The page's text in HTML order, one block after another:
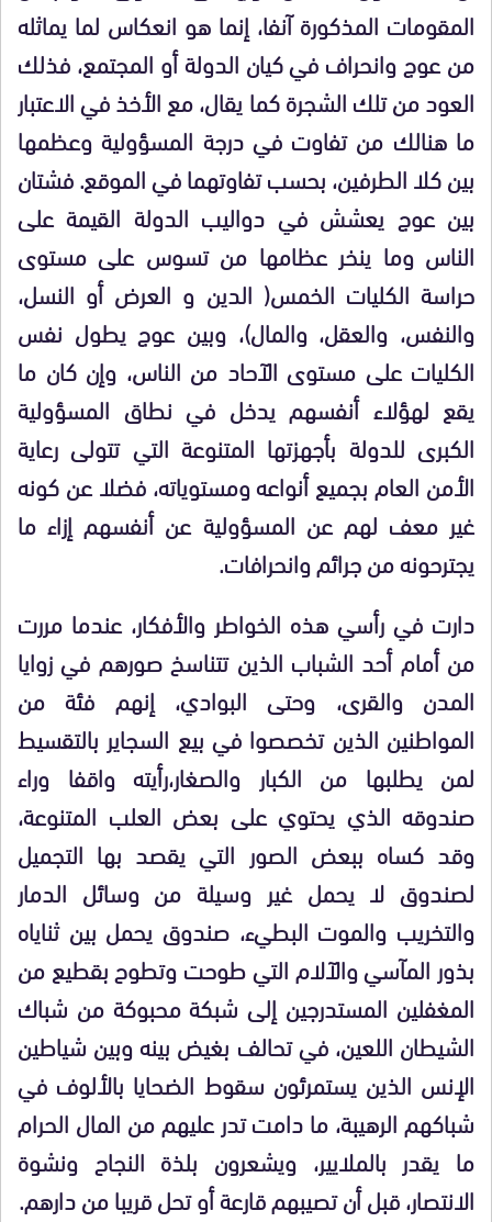
المقومات المذكورة آنفا، إنما هو انعكاس لما يماثله
من عوج وانحراف في كيان الدولة أو المجتمع، فذلك
العود من تلك الشجرة كما يقال، مع الأخذ في الاعتبار
ما هنالك من تفاوت في درجة المسؤولية وعظمها
بين كلا الطرفين، بحسب تفاوتهما في الموقع. فشتان
بين عوج يعشش في دواليب الدولة القيمة على
الناس وما ينخر عظامها من تسوس على مستوى
حراسة الكليات الخمس) الدين و العرض أو النسل،
والنفس، والعقل، والمال(، وبين عوج يطول نفس
الكليات على مستوى الآحاد من الناس، وإن كان ما
يقع لهؤلاء أنفسهم يدخل في نطاق المسؤولية
الكبرى للدولة بأجهزتها المتنوعة التي تتولى رعاية
الأمن العام بجميع أنواعه ومستوياته، فضلا عن كونه
غير معف لهم عن المسؤولية عن أنفسهم إزاء ما
يجترحونه من جرائم وانحرافات.
دارت في رأسي هذه الخواطر والأفكار، عندما مررت
من أمام أحد الشباب الذين تتناسخ صورهم في زوايا
المدن والقرى، وحتى البوادي، إنهم فئة من
المواطنين الذين تخصصوا في بيع السجاير بالتقسيط
لمن يطلبها من الكبار والصغار،رأيته واقفا وراء
صندوقه الذي يحتوي على بعض العلب المتنوعة،
وقد كساه ببعض الصور التي يقصد بها التجميل
لصندوق لا يحمل غير وسيلة من وسائل الدمار
والتخريب والموت البطيء، صندوق يحمل بين ثناياه
بذور المآسي والآلام التي طوحت وتطوح بقطيع من
المغفلين المستدرجين إلى شبكة محبوكة من شباك
الشيطان اللعين، في تحالف بغيض بينه وبين شياطين
الإنس الذين يستمرئون سقوط الضحايا بالألوف في
شباكهم الرهيبة، ما دامت تدر عليهم من المال الحرام
ما يقدر بالملايير، ويشعرون بلذة النجاح ونشوة
الانتصار، قبل أن تصيبهم قارعة أو تحل قريبا من دارهم.